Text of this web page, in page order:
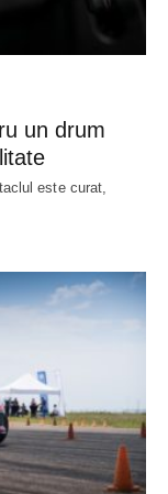
un drum
este curat,